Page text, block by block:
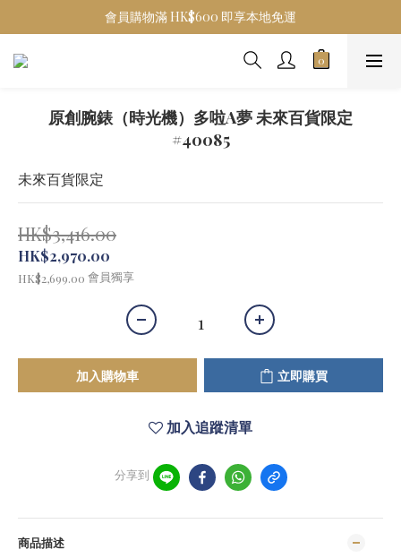
會員購物滿 HK$600 即享本地免運
原創腕錶（時光機）多啦A夢 未來百貨限定
#40085
未來百貨限定
HK$3,416.00
HK$2,970.00
HK$2,699.00 會員獨享
加入購物車 立即購買
加入追蹤清單
分享到
商品描述